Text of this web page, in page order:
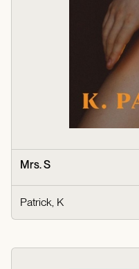
Mrs. S
Patrick, K